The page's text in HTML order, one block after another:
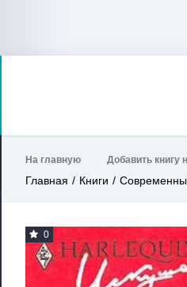
На главную Добавить книгу
Главная Книги
0